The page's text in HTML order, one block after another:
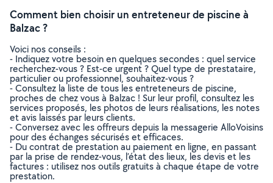
Comment bien choisir un entreteneur de piscine à
Balzac ?
Voici nos conseils :
- Indiquez votre besoin en quelques secondes : quel service
recherchez-vous ? Est-ce urgent ? Quel type de prestataire,
particulier ou professionnel, souhaitez-vous ?
- Consultez la liste de tous les entreteneurs de piscine,
proches de chez vous à Balzac ! Sur leur profil, consultez les
services proposés, les photos de leurs réalisations, les notes
et avis laissés par leurs clients.
- Conversez avec les offreurs depuis la messagerie AlloVoisins
pour des échanges sécurisés et efficaces.
- Du contrat de prestation au paiement en ligne, en passant
par la prise de rendez-vous, l’état des lieux, les devis et les
factures : utilisez nos outils gratuits à chaque étape de votre
prestation.